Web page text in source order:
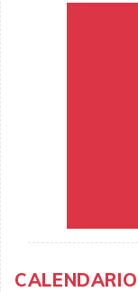
CALENDARIO